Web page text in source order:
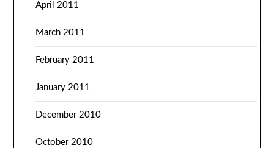
April 2011
March 2011
February 2011
January 2011
December 2010
October 2010